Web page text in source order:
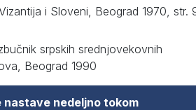
i Sloveni, Beograd 1970, str.
srpskih srednjovekovnih
Beograd 1990
nedeljno tokom